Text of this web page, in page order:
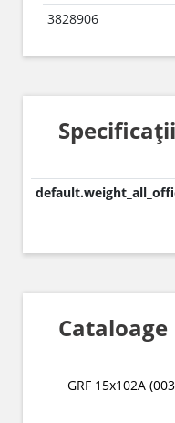
3828906
Cataloage
GRF 15x102A